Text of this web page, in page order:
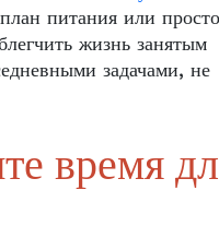
питания или
жизнь занятым
задачами, не
время